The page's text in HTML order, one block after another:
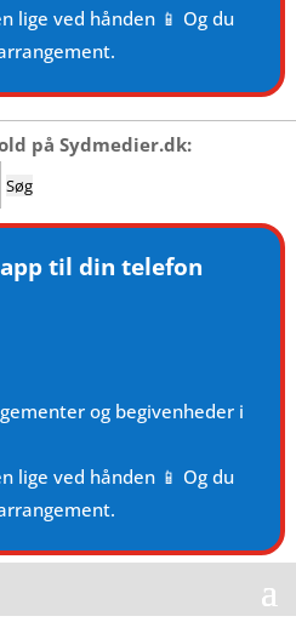
lige ved hånden 📱 Og du
på Sydmedier.dk:
til din telefon
og begivenheder i
lige ved hånden 📱 Og du